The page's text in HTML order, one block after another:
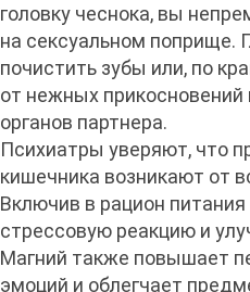
головку чеснока, вы
на сексуальном поприще.
почистить зубы или, по
от нежных прикосновений
органов партнера.
Психиатры уверяют, что
кишечника возникают от
Включив в рацион
стрессовую реакцию и
Магний также повышает
эмоций и облегчает